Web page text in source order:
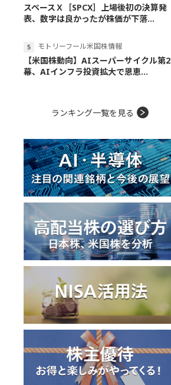
スペースＸ［SPCX］上場後初の決算発
表、数字は良かったが株価が下落...
モトリーフール米国株情報
【米国株動向】AIスーパーサイクル第2
幕、AIインフラ投資拡大で恩恵...
ランキング一覧を見る